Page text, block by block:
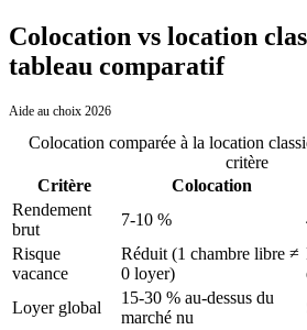
Colocation vs location
tableau comparatif
Aide au choix 2026
Colocation comparée à la location
critère
Critère
Colocation
Rendement
brut
7-10 %
Risque
vacance
Réduit (1 chambre libre ≠
0 loyer)
Loyer global
15-30 % au-dessus du
marché nu